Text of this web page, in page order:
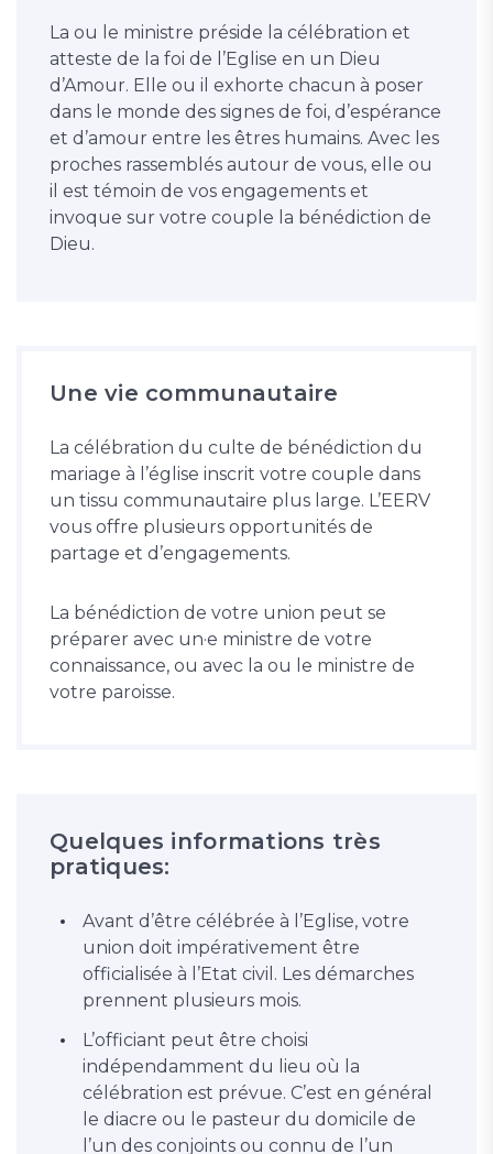
La ou le ministre préside la célébration et
atteste de la foi de l’Eglise en un Dieu
d’Amour. Elle ou il exhorte chacun à poser
dans le monde des signes de foi, d’espérance
et d’amour entre les êtres humains. Avec les
proches rassemblés autour de vous, elle ou
il est témoin de vos engagements et
invoque sur votre couple la bénédiction de
Dieu.
Une vie communautaire
La célébration du culte de bénédiction du
mariage à l’église inscrit votre couple dans
un tissu communautaire plus large. L’EERV
vous offre plusieurs opportunités de
partage et d’engagements.
La bénédiction de votre union peut se
préparer avec un·e ministre de votre
connaissance, ou avec la ou le ministre de
votre paroisse.
Quelques informations très
pratiques:
Avant d’être célébrée à l’Eglise, votre
union doit impérativement être
officialisée à l’Etat civil. Les démarches
prennent plusieurs mois.
L’officiant peut être choisi
indépendamment du lieu où la
célébration est prévue. C’est en général
le diacre ou le pasteur du domicile de
l’un des conjoints ou connu de l’un